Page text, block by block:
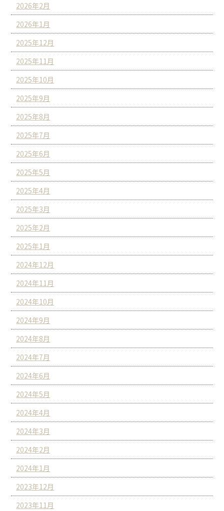
2026年2月
2026年1月
2025年12月
2025年11月
2025年10月
2025年9月
2025年8月
2025年7月
2025年6月
2025年5月
2025年4月
2025年3月
2025年2月
2025年1月
2024年12月
2024年11月
2024年10月
2024年9月
2024年8月
2024年7月
2024年6月
2024年5月
2024年4月
2024年3月
2024年2月
2024年1月
2023年12月
2023年11月